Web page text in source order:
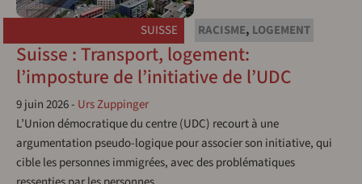
SUISSE RACISME, LOGEMENT
Suisse : Transport, logement:
l’imposture de l’initiative de l’UDC
9 juin 2026- Urs Zuppinger
L’Union démocratique du centre (UDC) recourt à une
argumentation pseudo-logique pour associer son initiative, qui
cible les personnes immigrées, avec des problématiques